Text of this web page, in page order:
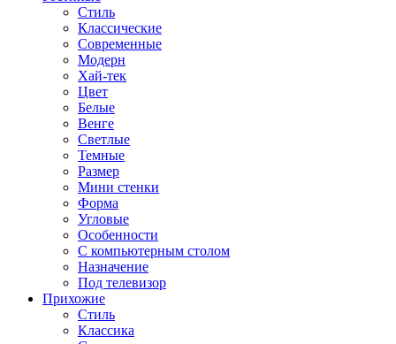
Стиль
Классические
Современные
Модерн
Хай-тек
Цвет
Белые
Венге
Светлые
Темные
Размер
Мини стенки
Форма
Угловые
Особенности
С компьютерным столом
Назначение
Под телевизор
Прихожие
Стиль
Классика